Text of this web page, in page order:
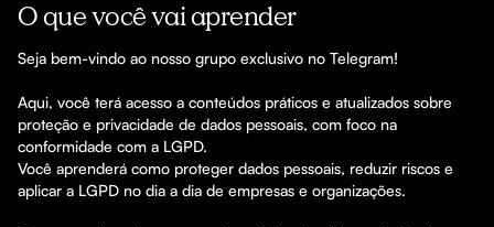
O que você vai aprender
Seja bem-vindo ao nosso grupo exclusivo no Telegram!
Aqui, você terá acesso a conteúdos práticos e atualizados sobre
proteção e privacidade de dados pessoais, com foco na
conformidade com a LGPD.
Você aprenderá como proteger dados pessoais, reduzir riscos e
aplicar a LGPD no dia a dia de empresas e organizações.